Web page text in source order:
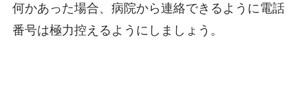
何かあった場合、病院から連絡できるように電話
番号は極力控えるようにしましょう。